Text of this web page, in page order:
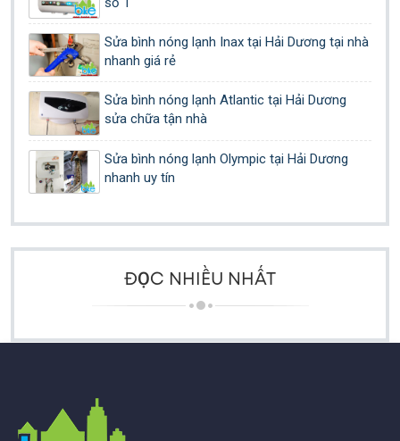
Sửa bình nóng lạnh Inax tại Hải Dương tại nhà
nhanh giá rẻ
Sửa bình nóng lạnh Atlantic tại Hải Dương
sửa chữa tận nhà
Sửa bình nóng lạnh Olympic tại Hải Dương
nhanh uy tín
ĐỌC NHIỀU NHẤT